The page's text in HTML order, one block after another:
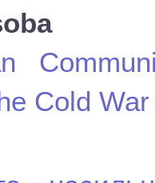
Cold